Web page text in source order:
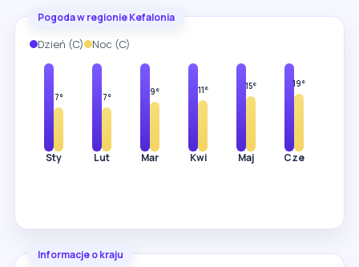
Pogoda w regionie Kefalonia
Dzień (C) Noc (C)
7°
Sty
7°
Lut
9°
Mar
11°
Kwi
15°
Maj
19°
Cze
Informacje o kraju